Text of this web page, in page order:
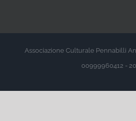
Associazione Culturale Pennabilli
00999960412 -